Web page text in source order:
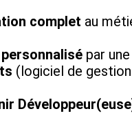
complet au
par
(logiciel de